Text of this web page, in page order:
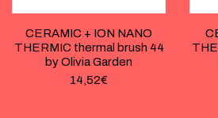
CERAMIC + ION NANO
THERMIC thermal brush 44
by Olivia Garden
14,52€